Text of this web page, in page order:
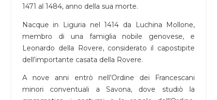
1471 al 1484, anno della sua morte.
Nacque in Liguria nel 1414 da Luchina Mollone,
membro di una famiglia nobile genovese, e
Leonardo della Rovere, considerato il capostipite
dell’importante casata della Rovere.
A nove anni entrò nell’Ordine dei Francescani
minori conventuali a Savona, dove studiò la